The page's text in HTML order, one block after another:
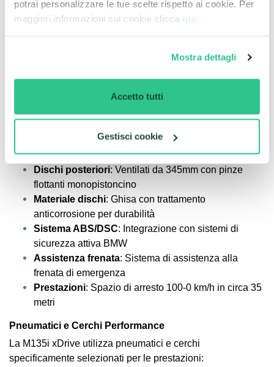
potrai personalizzare le tue scelte rispetto ai cookie. Per
maggiori informazioni sui cookie clicca qui.
Mostra dettagli
Accetto tutti
Gestisci cookie
Diametro volante
370mm con impugnatura
performata
comunicazione
Freni M Sport
L'impianto frenante M Sport garantisce prestazioni
all'altezza della potenza e del peso del veicolo:
Dischi anteriori: Ventilati forati da 370mm con pinze
fisse a 4 pistoncini
Dischi posteriori: Ventilati da 345mm con pinze
flottanti monopistoncino
Materiale dischi: Ghisa con trattamento
anticorrosione per durabilità
Sistema ABS/DSC: Integrazione con sistemi di
sicurezza attiva BMW
Assistenza frenata: Sistema di assistenza alla
frenata di emergenza
Prestazioni: Spazio di arresto 100-0 km/h in circa 35
metri
Pneumatici e Cerchi Performance
La M135i xDrive utilizza pneumatici e cerchi
specificamente selezionati per le prestazioni: